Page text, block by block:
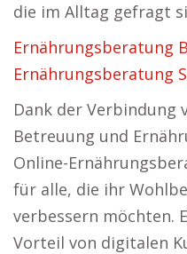
die im Alltag gefragt
Ernährungsberatung
Ernährungsberatung
Dank der Verbindung
Betreuung und
Online-
für alle, die ihr
verbessern möchten.
Vorteil von digitalen